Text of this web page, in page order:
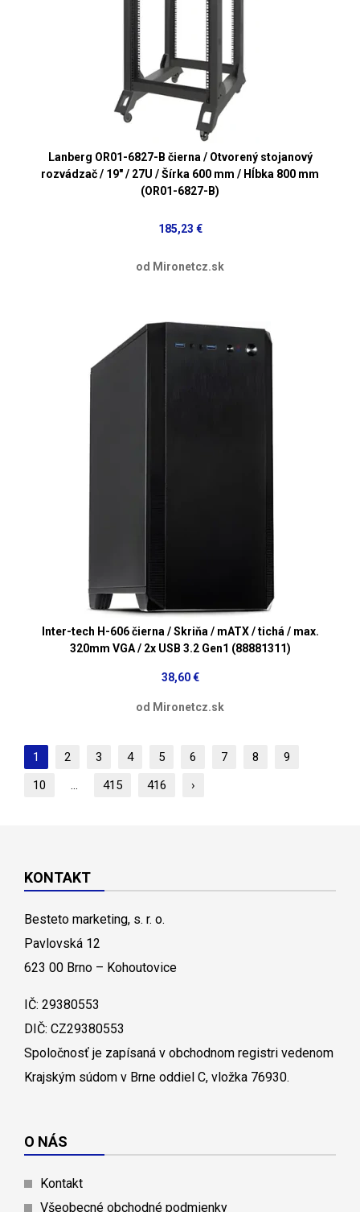
Lanberg OR01-6827-B čierna / Otvorený stojanový
rozvádzač / 19" / 27U / Šírka 600 mm / Hĺbka 800 mm
(OR01-6827-B)
185,23 €
od Mironetcz.sk
Inter-tech H-606 čierna / Skriňa / mATX / tichá / max.
320mm VGA / 2x USB 3.2 Gen1 (88881311)
38,60 €
od Mironetcz.sk
1 2 3 4 5 6 7 8
9
10
... 415 416 ›
KONTAKT
Besteto marketing, s. r. o.
Pavlovská 12
623 00 Brno – Kohoutovice
IČ: 29380553
DIČ: CZ29380553
Spoločnosť je zapísaná v obchodnom registri vedenom
Krajským súdom v Brne oddiel C, vložka 76930.
O NÁS
Kontakt
Všeobecné obchodné podmienky